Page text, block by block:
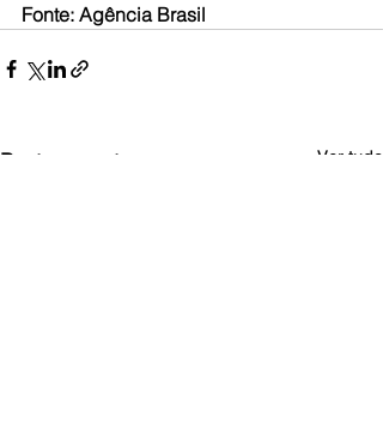
Fonte: Agência Brasil
Posts recentes Ver tudo